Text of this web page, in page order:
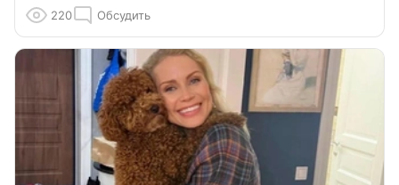
220 Обсудить